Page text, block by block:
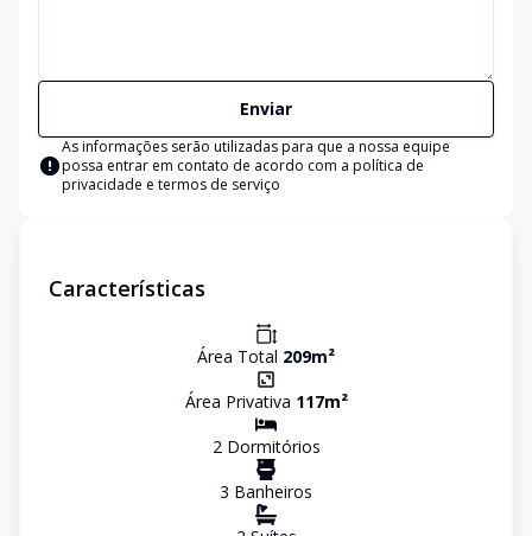
Enviar
As informações serão utilizadas para que a nossa equipe
possa entrar em contato de acordo com a política de
privacidade e termos de serviço
Características
Área Total 209m²
Área Privativa 117m²
2Dormitórios
3 Banheiros